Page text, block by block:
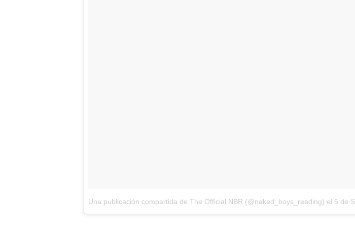
Una publicación compartida de The Official NBR (@naked_boys_reading) el 5 de Sep